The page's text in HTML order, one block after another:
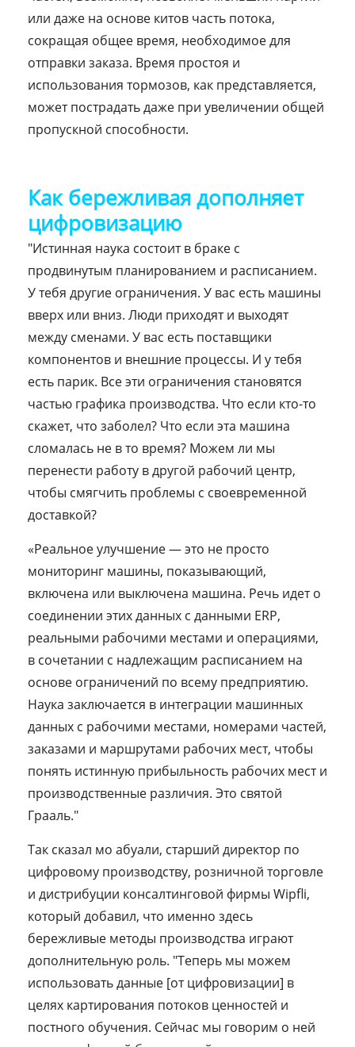
или даже на основе китов часть потока,
сокращая общее время, необходимое для
отправки заказа. Время простоя и
использования тормозов, как представляется,
может пострадать даже при увеличении общей
пропускной способности.
Как бережливая дополняет
цифровизацию
"Истинная наука состоит в браке с
продвинутым планированием и расписанием.
У тебя другие ограничения. У вас есть машины
вверх или вниз. Люди приходят и выходят
между сменами. У вас есть поставщики
компонентов и внешние процессы. И у тебя
есть парик. Все эти ограничения становятся
частью графика производства. Что если кто-то
скажет, что заболел? Что если эта машина
сломалась не в то время? Можем ли мы
перенести работу в другой рабочий центр,
чтобы смягчить проблемы с своевременной
доставкой?
«Реальное улучшение — это не просто
мониторинг машины, показывающий,
включена или выключена машина. Речь идет о
соединении этих данных с данными ERP,
реальными рабочими местами и операциями,
в сочетании с надлежащим расписанием на
основе ограничений по всему предприятию.
Наука заключается в интеграции машинных
данных с рабочими местами, номерами частей,
заказами и маршрутами рабочих мест, чтобы
понять истинную прибыльность рабочих мест и
производственные различия. Это святой
Грааль."
Так сказал мо абуали, старший директор по
цифровому производству, розничной торговле
и дистрибуции консалтинговой фирмы Wipfli,
который добавил, что именно здесь
бережливые методы производства играют
дополнительную роль. "Теперь мы можем
использовать данные [от цифровизации] в
целях картирования потоков ценностей и
постного обучения. Сейчас мы говорим о ней